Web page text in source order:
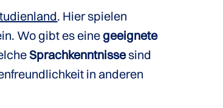
. Hier spielen
Wo gibt es einegeeignete
Sprachkenntnissesind
in anderen